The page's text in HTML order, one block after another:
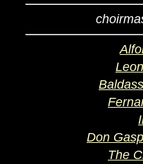
Don
The